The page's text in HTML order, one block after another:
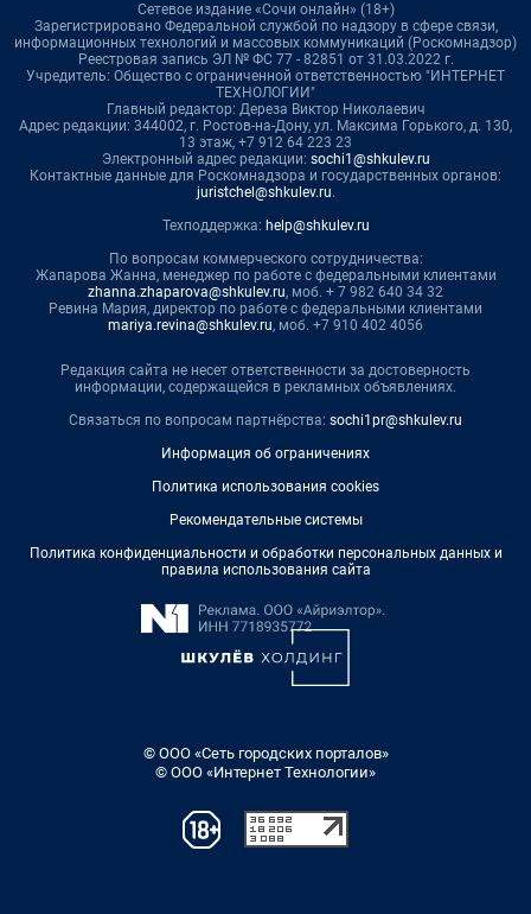
Сетевое издание «Сочи онлайн» (18+)
Зарегистрировано Федеральной службой по надзору в сфере связи,
информационных технологий и массовых коммуникаций (Роскомнадзор)
Реестровая запись ЭЛ № ФС 77 - 82851 от 31.03.2022 г.
Учредитель: Общество с ограниченной ответственностью "ИНТЕРНЕТ
ТЕХНОЛОГИИ"
Главный редактор: Дереза Виктор Николаевич
Адрес редакции: 344002, г. Ростов-на-Дону, ул. Максима Горького, д. 130,
13 этаж, +7 912 64 223 23
Электронный адрес редакции: sochi1@shkulev.ru
Контактные данные для Роскомнадзора и государственных органов:
juristchel@shkulev.ru.
Техподдержка: help@shkulev.ru
По вопросам коммерческого сотрудничества:
Жапарова Жанна, менеджер по работе с федеральными клиентами
zhanna.zhaparova@shkulev.ru, моб. + 7 982 640 34 32
Ревина Мария, директор по работе с федеральными клиентами
mariya.revina@shkulev.ru, моб. +7 910 402 4056
Редакция сайта не несет ответственности за достоверность
информации, содержащейся в рекламных объявлениях.
Связаться по вопросам партнёрства: sochi1pr@shkulev.ru
Информация об ограничениях
Политика использования cookies
Рекомендательные системы
Политика конфиденциальности и обработки персональных данных и
правила использования сайта
© ООО «Сеть городских порталов»
© ООО «Интернет Технологии»